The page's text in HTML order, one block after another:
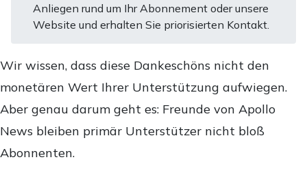
Anliegen rund um Ihr Abonnement oder unsere
Website und erhalten Sie priorisierten Kontakt.
Wir wissen, dass diese Dankeschöns nicht den
monetären Wert Ihrer Unterstützung aufwiegen.
Aber genau darum geht es: Freunde von Apollo
News bleiben primär Unterstützer nicht bloß
Abonnenten.